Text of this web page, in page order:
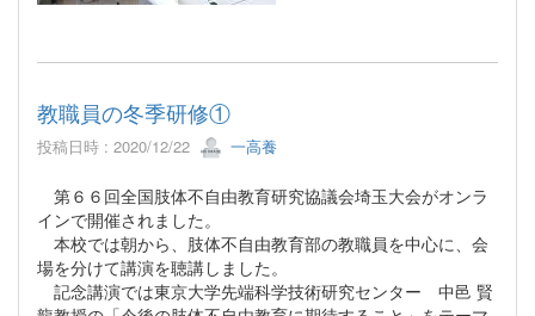
教職員の冬季研修①
投稿日時 : 2020/12/22 一高養
第６６回全国肢体不自由教育研究協議会埼玉大会がオンラ
インで開催されました。
本校では朝から、肢体不自由教育部の教職員を中心に、会
場を分けて講演を聴講しました。
記念講演では東京大学先端科学技術研究センター 中邑 賢